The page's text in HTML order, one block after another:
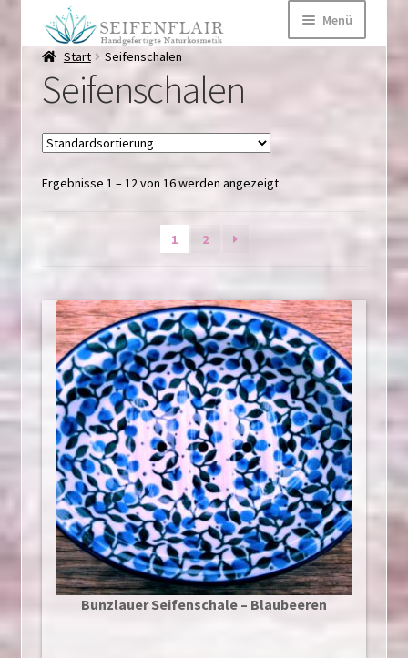
Zur
Navigation
springen
Zum
Inhalt
springen
Menü
Startseite
Über mich
Märkte
Kontaktformular
Start Seifenschalen
Seifenschalen
Ergebnisse 1 – 12 von 16 werden angezeigt
1 2
Bunzlauer Seifenschale – Blaubeeren